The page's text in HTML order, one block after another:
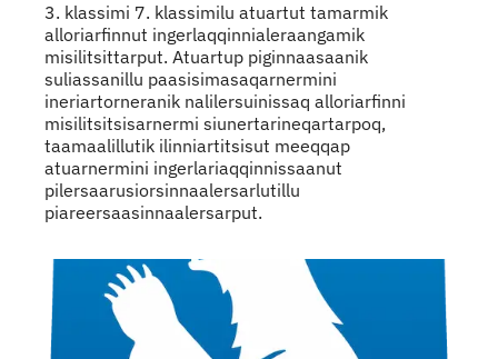
3. klassimi 7. klassimilu atuartut tamarmik
alloriarfinnut ingerlaqqinnialeraangamik
misilitsittarput. Atuartup piginnaasaanik
suliassanillu paasisimasaqarnermini
ineriartorneranik nalilersuinissaq alloriarfinni
misilitsitsisarnermi siunertarineqartarpoq,
taamaalillutik ilinniartitsisut meeqqap
atuarnermini ingerlariaqqinnissaanut
pilersaarusiorsinnaalersarlutillu
piareersaasinnaalersarput.
Indhold